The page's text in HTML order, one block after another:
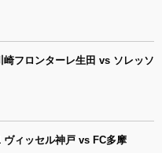
崎フロンターレ生田 vs ソレッソ
ヴィッセル神戸 vs FC多摩